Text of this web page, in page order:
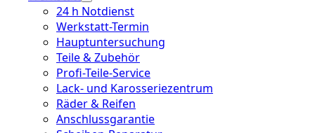
24 h Notdienst
Werkstatt-Termin
Hauptuntersuchung
Teile & Zubehör
Profi-Teile-Service
Lack- und Karosseriezentrum
Räder & Reifen
Anschlussgarantie